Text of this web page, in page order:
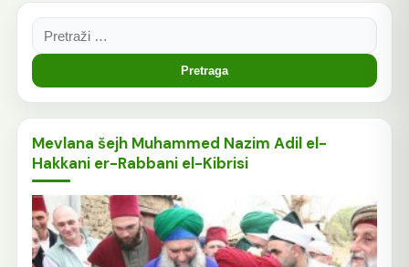
Pretraga:
Mevlana šejh Muhammed Nazim Adil el-
Hakkani er-Rabbani el-Kibrisi